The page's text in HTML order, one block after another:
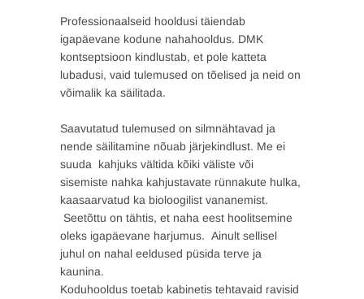
Professionaalseid hooldusi täiendab
igapäevane kodune nahahooldus. DMK
kontseptsioon kindlustab, et pole katteta
lubadusi, vaid tulemused on tõelised ja neid on
võimalik ka säilitada.
Saavutatud tulemused on silmnähtavad ja
nende säilitamine nõuab järjekindlust. Me ei
suuda kahjuks vältida kõiki väliste või
sisemiste nahka kahjustavate rünnakute hulka,
kaasaarvatud ka bioloogilist vananemist.
Seetõttu on tähtis, et naha eest hoolitsemine
oleks igapäevane harjumus. Ainult sellisel
juhul on nahal eeldused püsida terve ja
kaunina.
Koduhooldus toetab kabinetis tehtavaid ravisid